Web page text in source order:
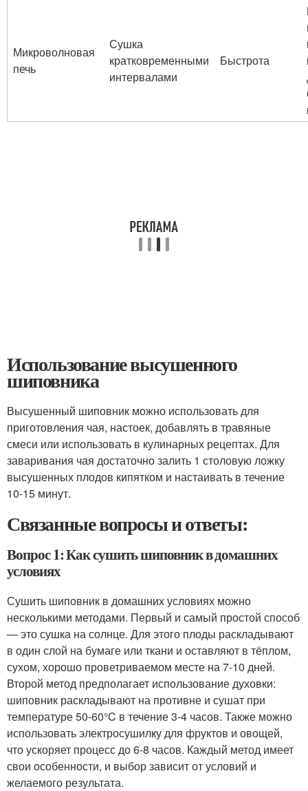
Микроволновая
печь
Сушка
кратковременными
интервалами
Быстрота
Использование высушенного
шиповника
Высушенный шиповник можно использовать для
приготовления чая, настоек, добавлять в травяные
смеси или использовать в кулинарных рецептах. Для
заваривания чая достаточно залить 1 столовую ложку
высушенных плодов кипятком и настаивать в течение
10-15 минут.
Связанные вопросы и ответы:
Вопрос 1: Как сушить шиповник в домашних
условиях
Сушить шиповник в домашних условиях можно
несколькими методами. Первый и самый простой способ
— это сушка на солнце. Для этого плоды раскладывают
в один слой на бумаге или ткани и оставляют в тёплом,
сухом, хорошо проветриваемом месте на 7-10 дней.
Второй метод предполагает использование духовки:
шиповник раскладывают на противне и сушат при
температуре 50-60°C в течение 3-4 часов. Также можно
использовать электросушилку для фруктов и овощей,
что ускоряет процесс до 6-8 часов. Каждый метод имеет
свои особенности, и выбор зависит от условий и
желаемого результата.